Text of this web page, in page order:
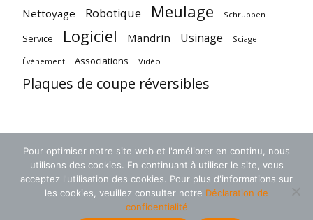
Nettoyage Robotique Meulage Schruppen
Service Logiciel Mandrin Usinage Sciage
Événement Associations Vidéo
Plaques de coupe réversibles
Protection des données
Pour optimiser notre site web et l'améliorer en continu, nous
utilisons des cookies. En continuant à utiliser le site, vous
acceptez l'utilisation des cookies. Pour plus d'informations sur
les cookies, veuillez consulter notre Déclaration de
confidentialité